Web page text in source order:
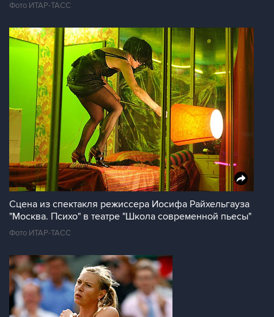
Фото ИТАР-ТАСС
Сцена из спектакля режиссера Иосифа Райхельгауза
"Москва. Психо" в театре "Школа современной пьесы"
Фото ИТАР-ТАСС